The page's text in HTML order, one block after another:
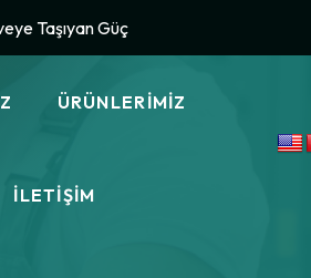
Taşıyan Güç
ÜRÜNLERIMIZ
İLETIŞIM